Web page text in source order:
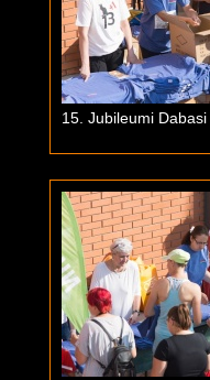
15. Jubileumi